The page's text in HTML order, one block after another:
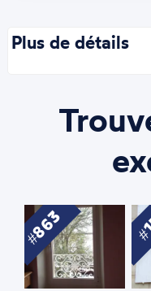
Plus de détails
863